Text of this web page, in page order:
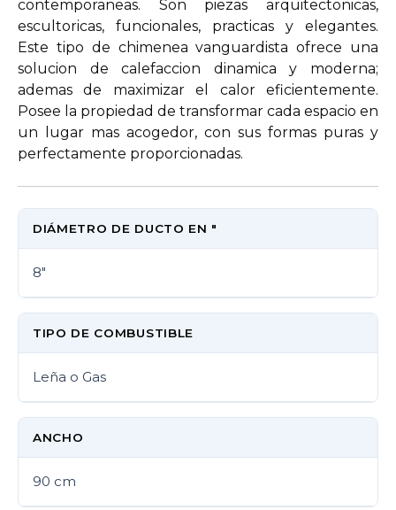
contemporaneas. Son piezas arquitectonicas,
escultoricas, funcionales, practicas y elegantes.
Este tipo de chimenea vanguardista ofrece una
solucion de calefaccion dinamica y moderna;
ademas de maximizar el calor eficientemente.
Posee la propiedad de transformar cada espacio en
un lugar mas acogedor, con sus formas puras y
perfectamente proporcionadas.
DIÁMETRO DE DUCTO EN "
8"
TIPO DE COMBUSTIBLE
Leña o Gas
ANCHO
90 cm